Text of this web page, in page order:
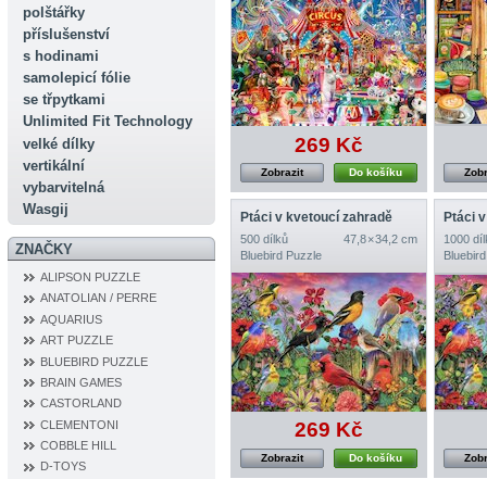
polštářky
příslušenství
s hodinami
samolepicí fólie
se třpytkami
Unlimited Fit Technology
velké dílky
vertikální
vybarvitelná
Wasgij
ZNAČKY
ALIPSON PUZZLE
ANATOLIAN / PERRE
AQUARIUS
ART PUZZLE
BLUEBIRD PUZZLE
BRAIN GAMES
CASTORLAND
CLEMENTONI
COBBLE HILL
D‐TOYS
269 Kč
Do košíku
Zobrazit
Ptáci v kvetoucí zahradě
500 dílků
47,8 × 34,2 cm
Bluebird Puzzle
269 Kč
Do košíku
Zobrazit
Ptáci
1000